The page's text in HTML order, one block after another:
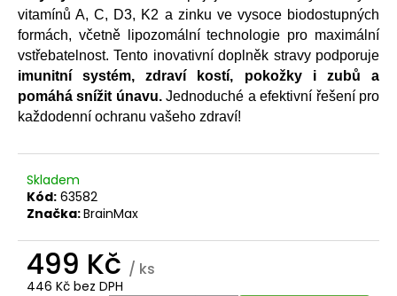
vitamínů A, C, D3, K2 a zinku ve vysoce biodostupných
formách, včetně lipozomální technologie pro maximální
vstřebatelnost. Tento inovativní doplněk stravy podporuje
imunitní systém, zdraví kostí, pokožky i zubů a
pomáhá snížit únavu.Jednoduché a efektivní řešení pro
každodenní ochranu vašeho zdraví!
Skladem
Kód: 63582
Značka:BrainMax
499 Kč / ks
446 Kč bez DPH
D
o
p
o
u
č
u
e
m
e